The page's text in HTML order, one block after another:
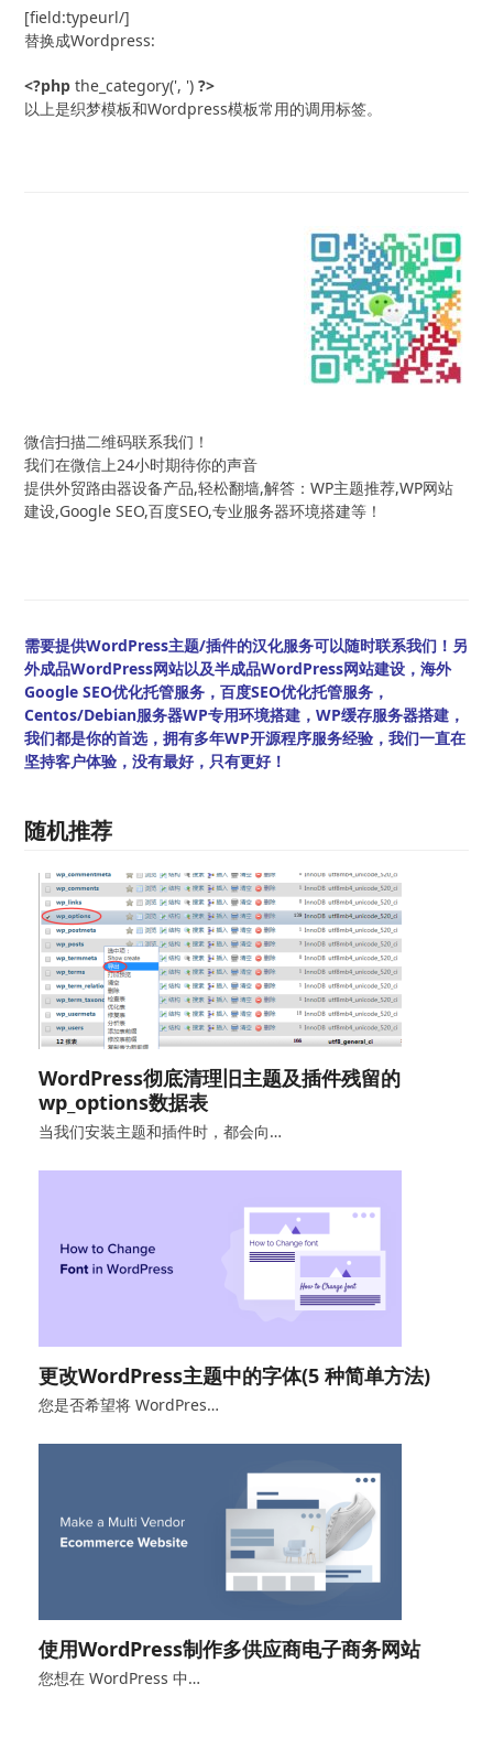
[field:typeurl/]
替换成Wordpress:
<?php the_category(', ') ?>
以上是织梦模板和Wordpress模板常用的调用标签。
微信扫描二维码联系我们！
我们在微信上24小时期待你的声音
提供外贸路由器设备产品,轻松翻墙,解答：WP主题推荐,WP网站
建设,Google SEO,百度SEO,专业服务器环境搭建等！
需要提供WordPress主题/插件的汉化服务可以随时联系我们！另
外成品WordPress网站以及半成品WordPress网站建设，海外
Google SEO优化托管服务，百度SEO优化托管服务，
Centos/Debian服务器WP专用环境搭建，WP缓存服务器搭建，
我们都是你的首选，拥有多年WP开源程序服务经验，我们一直在
坚持客户体验，没有最好，只有更好！
随机推荐
WordPress彻底清理旧主题及插件残留的
wp_options数据表
当我们安装主题和插件时，都会向…
更改WordPress主题中的字体(5 种简单方法)
您是否希望将 WordPres…
使用WordPress制作多供应商电子商务网站
您想在 WordPress 中…